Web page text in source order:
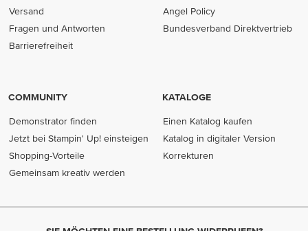
Versand
Fragen und Antworten
Barrierefreiheit
Angel Policy
Bundesverband Direktvertrieb
COMMUNITY
Demonstrator finden
Jetzt bei Stampin' Up! einsteigen
Shopping-Vorteile
Gemeinsam kreativ werden
KATALOGE
Einen Katalog kaufen
Katalog in digitaler Version
Korrekturen